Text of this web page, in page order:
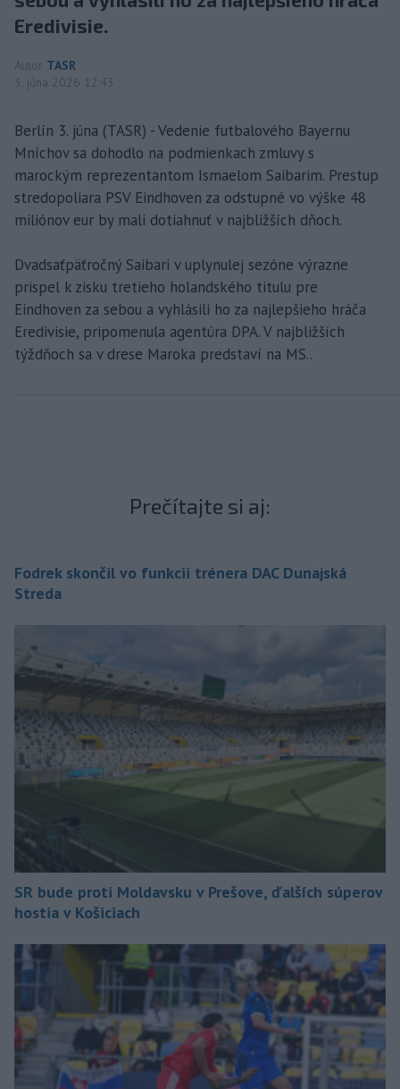
Eredivisie.
Autor TASR
3. júna 2026 12:43
Berlín 3. júna (TASR) - Vedenie futbalového Bayernu
Mníchov sa dohodlo na podmienkach zmluvy s
marockým reprezentantom Ismaelom Saibarim. Prestup
stredopoliara PSV Eindhoven za odstupné vo výške 48
miliónov eur by mali dotiahnuť v najbližších dňoch.
Dvadsaťpäťročný Saibari v uplynulej sezóne výrazne
prispel k zisku tretieho holandského titulu pre
Eindhoven za sebou a vyhlásili ho za najlepšieho hráča
Eredivisie, pripomenula agentúra DPA. V najbližších
týždňoch sa v drese Maroka predstaví na MS..
Prečítajte si aj:
Fodrek skončil vo funkcii trénera DAC Dunajská
Streda
SR bude proti Moldavsku v Prešove, ďalších súperov
hostia v Košiciach